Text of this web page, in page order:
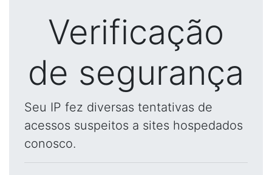
Verificação
de segurança
Seu IP fez diversas tentativas de
acessos suspeitos a sites hospedados
conosco.